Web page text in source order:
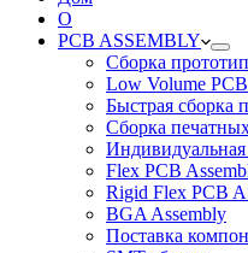
О
PCB ASSEMBLY
Сборка
Low Volume
Быстрая сборка
Сборка
Flex PCB
Rigid Flex PCB
BGA Assembly
Поставка